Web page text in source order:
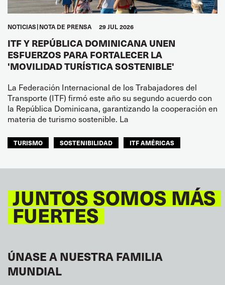
NOTICIAS NOTA DE PRENSA 29 JUL 2026
ITF Y REPÚBLICA DOMINICANA UNEN
ESFUERZOS PARA FORTALECER LA
'MOVILIDAD TURÍSTICA SOSTENIBLE'
La Federación Internacional de los Trabajadores del
Transporte (ITF) firmó este año su segundo acuerdo con
la República Dominicana, garantizando la cooperación en
materia de turismo sostenible. La
TURISMO SOSTENIBILIDAD ITF AMÉRICAS
JUNTOS SOMOS MÁS
FUERTES
ÚNASE A NUESTRA FAMILIA
MUNDIAL